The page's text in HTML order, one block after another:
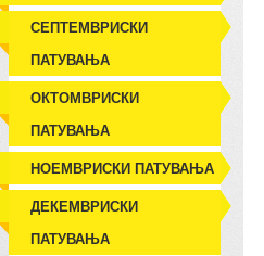
СЕПТЕМВРИСКИ
ПАТУВАЊА
ОКТОМВРИСКИ
ПАТУВАЊА
НОЕМВРИСКИ ПАТУВАЊА
ДЕКЕМВРИСКИ
ПАТУВАЊА